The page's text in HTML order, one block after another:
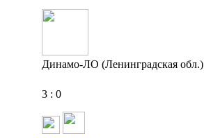
Динамо-ЛО (Ленинградская обл.)
3 : 0